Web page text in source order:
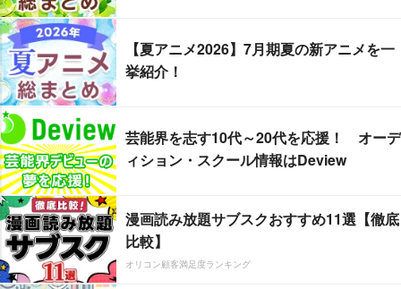
【夏アニメ2026】7月期夏の新アニメを一
挙紹介！
芸能界を志す10代～20代を応援！ オーデ
ィション・スクール情報はDeview
漫画読み放題サブスクおすすめ11選【徹底
比較】
オリコン顧客満足度ランキング